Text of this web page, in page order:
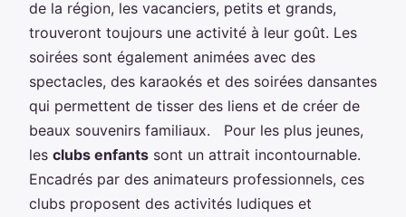
de la région, les vacanciers, petits et grands,
trouveront toujours une activité à leur goût. Les
soirées sont également animées avec des
spectacles, des karaokés et des soirées dansantes
qui permettent de tisser des liens et de créer de
beaux souvenirs familiaux. Pour les plus jeunes,
les clubs enfants sont un attrait incontournable.
Encadrés par des animateurs professionnels, ces
clubs proposent des activités ludiques et